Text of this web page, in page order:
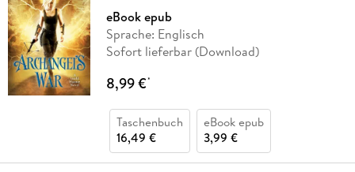
eBook epub
Sprache: Englisch
Sofort lieferbar (Download)
8,99 €*
Taschenbuch
16,49 €
eBook epub
3,99 €